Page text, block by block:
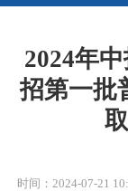
2024年
招第一批
时间：2024-07-21